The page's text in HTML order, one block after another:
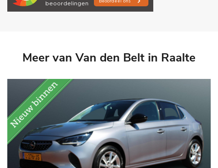
Meer van Van den Belt in Raalte